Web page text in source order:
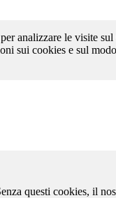
analizzare le visite
sui cookies e sul
questi cookies, il